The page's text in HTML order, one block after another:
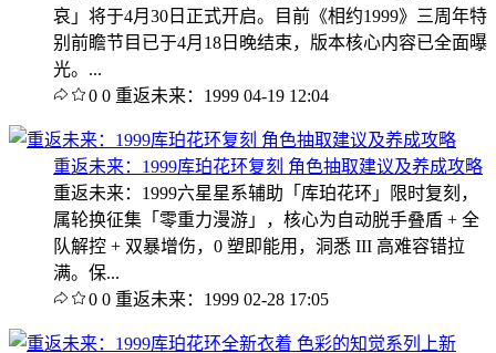
哀」将于4月30日正式开启。目前《相约1999》三周年特
别前瞻节目已于4月18日晚结束，版本核心内容已全面曝
光。...
0 0 重返未来：1999 04-19 12:04
重返未来：1999库珀花环复刻 角色抽取建议及养成攻略
重返未来：1999六星星系辅助「库珀花环」限时复刻，
属轮换征集「零重力漫游」，核心为自动脱手叠盾 + 全
队解控 + 双暴增伤，0 塑即能用，洞悉 III 高难容错拉
满。保...
0 0 重返未来：1999 02-28 17:05